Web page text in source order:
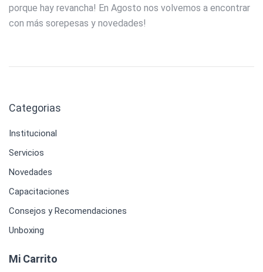
porque hay revancha! En Agosto nos volvemos a encontrar
con más sorepesas y novedades!
Categorias
Institucional
Servicios
Novedades
Capacitaciones
Consejos y Recomendaciones
Unboxing
Mi Carrito